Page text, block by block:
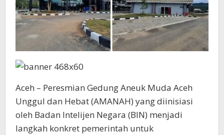
Aceh – Peresmian Gedung Aneuk Muda Aceh
Unggul dan Hebat (AMANAH) yang diinisiasi
oleh Badan Intelijen Negara (BIN) menjadi
langkah konkret pemerintah untuk